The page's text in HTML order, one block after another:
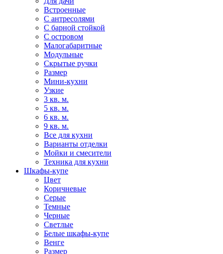
Встроенные
С антресолями
С барной стойкой
С островом
Малогабаритные
Модульные
Скрытые ручки
Размер
Мини-кухни
Узкие
3 кв. м.
5 кв. м.
6 кв. м.
9 кв. м.
Все для кухни
Варианты отделки
Мойки и смесители
Техника для кухни
Шкафы-купе
Цвет
Коричневые
Серые
Темные
Черные
Светлые
Белые шкафы-купе
Венге
Размер